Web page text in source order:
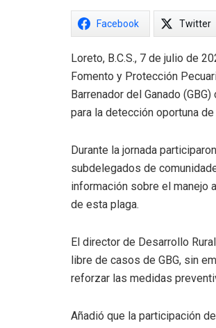
Facebook Twitter
Loreto, B.C.S., 7 de julio de
Fomento y Protección
Barrenador del Ganado
para la detección oportuna
Durante la jornada
subdelegados de
información sobre el manejo
de esta plaga.
El director de Desarrollo
libre de casos de GBG, sin
reforzar las medidas
Añadió que la participación